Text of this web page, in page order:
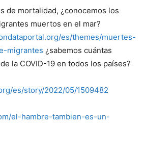
de mortalidad, ¿conocemos los
muertos en el mar?
es/themes/muertes-
migrantes ¿sabemos cuántas
la COVID-19 en todos los países?
es/story/2022/05/1509482
el-hambre-tambien-es-un-